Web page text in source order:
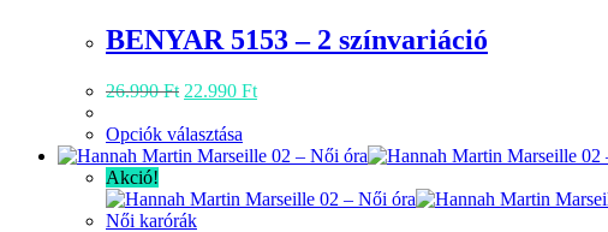
BENYAR 5153 – 2 színvariáció
26.990Ft Original
was:
26.990 Ft.
22.990 FtCurrent
22.990 Ft.
Opciók választása
a
több
Akció!
Női karórák